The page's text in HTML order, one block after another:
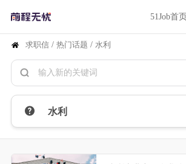
51Job首页
求职信 / 热门话题 / 水利
水利